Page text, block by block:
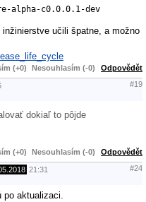
alpha-c0.0.0.1-dev
učili špatne, a možno
(+0) Nesouhlasím (-0) Odpovědět
#19
dokiaľ to pôjde
(+0) Nesouhlasím (-0) Odpovědět
21:31 #24
po aktualizaci.